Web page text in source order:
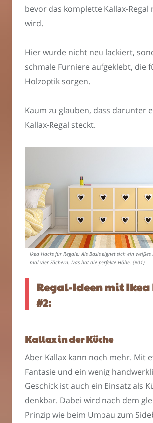
bevor das komplette Kallax-Regal
wird.
Hier wurde nicht neu lackiert,
schmale Furniere aufgeklebt, die
Holzoptik sorgen.
Kaum zu glauben, dass darunter
Kallax-Regal steckt.
Ikea Hacks für Regale: Als Basis eignet sich ein weißes
mal vier Fächern. Das hat die perfekte Höhe. (#01)
Regal-Ideen mit Ikea
#2:
Kallax in der Küche
Aber Kallax kann noch mehr. Mit
Fantasie und ein wenig
Geschick ist auch ein Einsatz als
denkbar. Dabei wird nach dem
Prinzip wie beim Umbau zum